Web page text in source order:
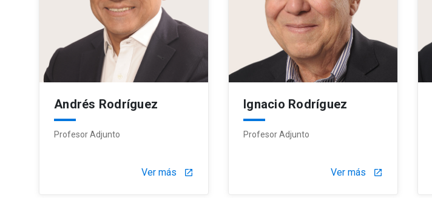
Andrés Rodríguez
Profesor Adjunto
Ver más launch
Ignacio Rodríguez
Profesor Adjunto
Ver más launch